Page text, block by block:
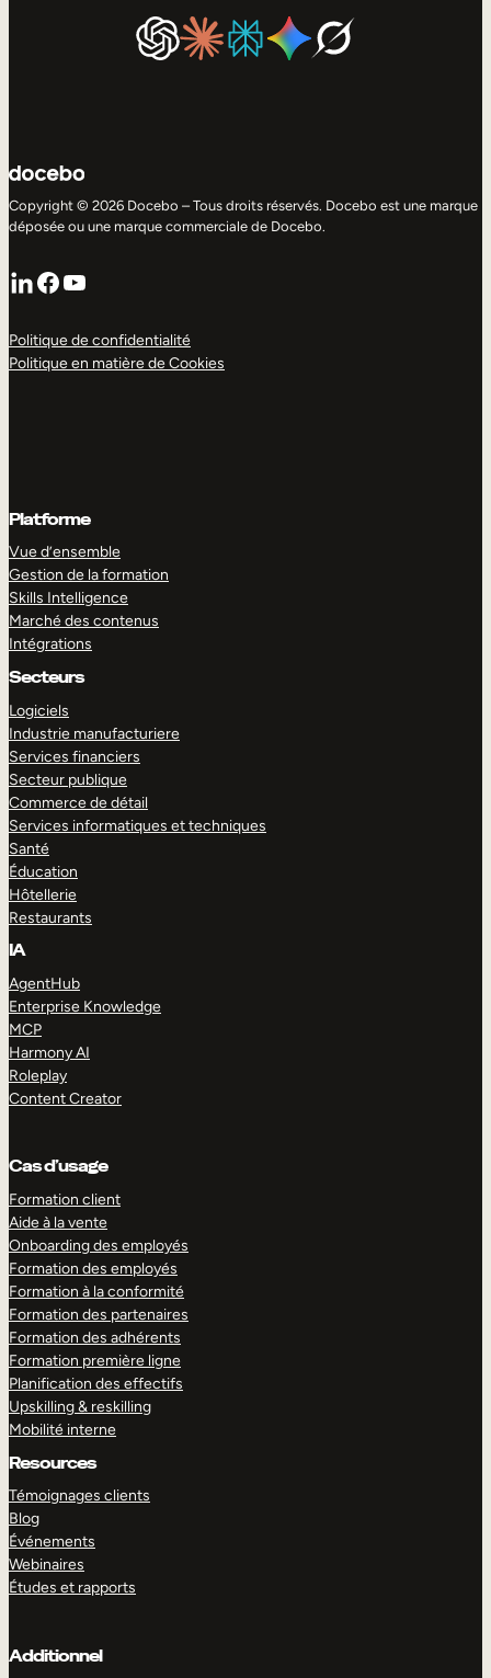
Copyright © 2026 Docebo – Tous droits réservés. Docebo est une marque
déposée ou une marque commerciale de Docebo.
LinkedIn
Facebook
YouTube
Politique de confidentialité
Politique en matière de Cookies
Platforme
Vue d’ensemble
Gestion de la formation
Skills Intelligence
Marché des contenus
Intégrations
Secteurs
Logiciels
Industrie manufacturiere
Services financiers
Secteur publique
Commerce de détail
Services informatiques et techniques
Santé
Éducation
Hôtellerie
Restaurants
IA
AgentHub
Enterprise Knowledge
MCP
Harmony AI
Roleplay
Content Creator
Cas d’usage
Formation client
Aide à la vente
Onboarding des employés
Formation des employés
Formation à la conformité
Formation des partenaires
Formation des adhérents
Formation première ligne
Planification des effectifs
Upskilling & reskilling
Mobilité interne
Resources
Témoignages clients
Blog
Événements
Webinaires
Études et rapports
Additionnel